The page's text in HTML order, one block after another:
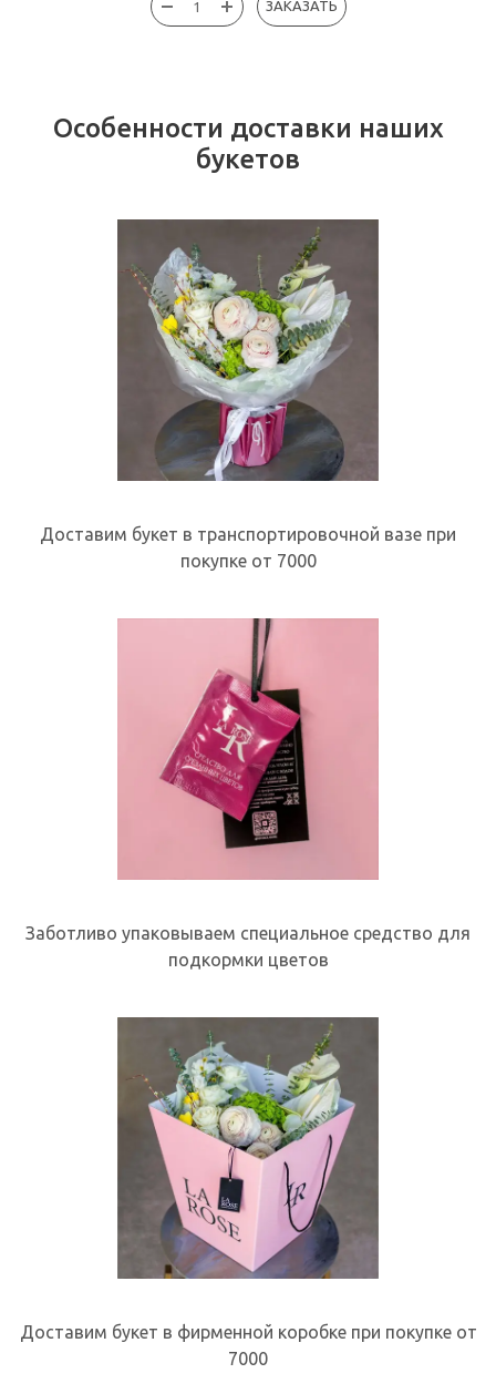
ЗАКАЗАТЬ
Особенности доставки наших
букетов
Доставим букет в транспортировочной вазе при
покупке от 7000
Заботливо упаковываем специальное средство для
подкормки цветов
Доставим букет в фирменной коробке при покупке от
7000